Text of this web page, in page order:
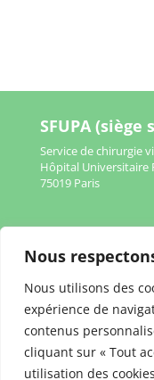
Nous
Nous utilisons des
expérience de
contenus
cliquant sur « Tout
utilisation des
SFUPA (siège
Service de chirurgie
Hôpital Universitaire
75019 Paris
Politique de